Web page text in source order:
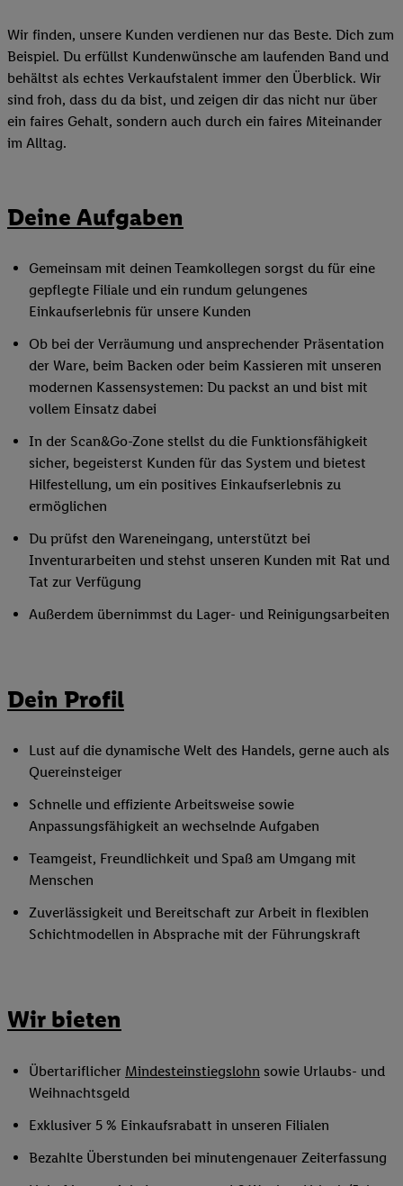
Wir finden, unsere Kunden verdienen nur das Beste. Dich zum
Beispiel. Du erfüllst Kundenwünsche am laufenden Band und
behältst als echtes Verkaufstalent immer den Überblick. Wir
sind froh, dass du da bist, und zeigen dir das nicht nur über
ein faires Gehalt, sondern auch durch ein faires Miteinander
im Alltag.
Deine Aufgaben
Gemeinsam mit deinen Teamkollegen sorgst du für eine
gepflegte Filiale und ein rundum gelungenes
Einkaufserlebnis für unsere Kunden
Ob bei der Verräumung und ansprechender Präsentation
der Ware, beim Backen oder beim Kassieren mit unseren
modernen Kassensystemen: Du packst an und bist mit
vollem Einsatz dabei
In der Scan&Go-Zone stellst du die Funktionsfähigkeit
sicher, begeisterst Kunden für das System und bietest
Hilfestellung, um ein positives Einkaufserlebnis zu
ermöglichen
Du prüfst den Wareneingang, unterstützt bei
Inventurarbeiten und stehst unseren Kunden mit Rat und
Tat zur Verfügung
Außerdem übernimmst du Lager- und Reinigungsarbeiten
Dein Profil
Lust auf die dynamische Welt des Handels, gerne auch als
Quereinsteiger
Schnelle und effiziente Arbeitsweise sowie
Anpassungsfähigkeit an wechselnde Aufgaben
Teamgeist, Freundlichkeit und Spaß am Umgang mit
Menschen
Zuverlässigkeit und Bereitschaft zur Arbeit in flexiblen
Schichtmodellen in Absprache mit der Führungskraft
Wir bieten
Übertariflicher Mindesteinstiegslohn sowie Urlaubs- und
Weihnachtsgeld
Exklusiver 5 % Einkaufsrabatt in unseren Filialen
Bezahlte Überstunden bei minutengenauer Zeiterfassung